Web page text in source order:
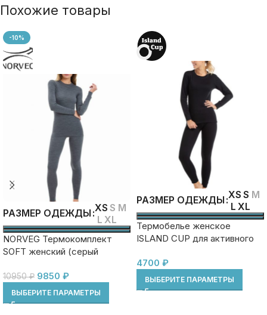
Похожие товары
-10%
РАЗМЕР ОДЕЖДЫ XS S M
L XL
NORVEG Термокомплект
SOFT женский (серый
10950₽ 9850 ₽
ВЫБЕРИТЕ ПАРАМЕТРЫ
РАЗМЕР ОДЕЖДЫ XS S M
L XL
Термобелье женское
ISLAND CUP для активного
футболка+легинсы
4700 ₽
ВЫБЕРИТЕ ПАРАМЕТРЫ